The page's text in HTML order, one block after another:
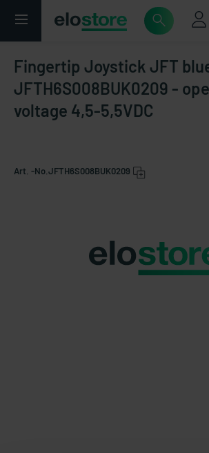
Fingertip Joystick JFT
JFTH6S008BUK0209 -
voltage 4,5-5,5VDC
Art. -No. JFTH6S008BUK0209